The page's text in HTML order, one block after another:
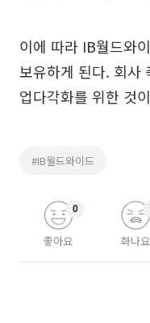
이에 따라 IB월드와
보유하게 된다. 회사
업다각화를 위한 것
#IB월드와이드
좋아요
0
화나요